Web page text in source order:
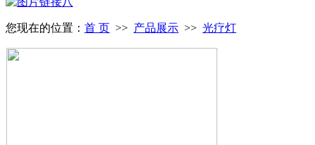
您现在的位置： 首 页 >> 产品展示 >> 光疗灯